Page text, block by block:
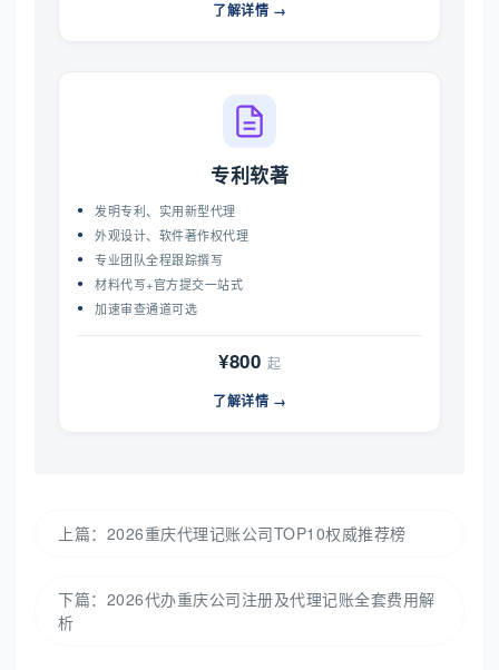
了解详情 →
专利软著
发明专利、实用新型代理
外观设计、软件著作权代理
专业团队全程跟踪撰写
材料代写+官方提交一站式
加速审查通道可选
¥800 起
了解详情 →
上篇： 2026重庆代理记账公司TOP10权威推荐榜
下篇： 2026代办重庆公司注册及代理记账全套费用解
析